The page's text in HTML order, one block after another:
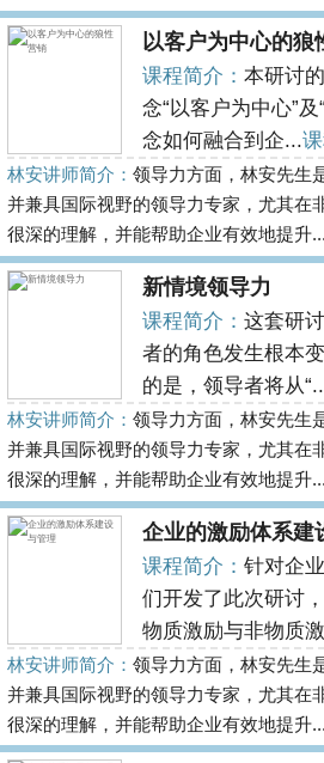
以客户为中心的狼
课程简介：本研讨
念“以客户为中心”
念如何融合到企...
林安讲师简介： 领导力方面，林安先生
并兼具国际视野的领导力专家，尤其在
很深的理解，并能帮助企业有效地提升
新情境领导力
课程简介：这套研
者的角色发生根本
的是，领导者将从
林安讲师简介： 领导力方面，林安先生
并兼具国际视野的领导力专家，尤其在
很深的理解，并能帮助企业有效地提升
企业的激励体系建
课程简介：针对企
们开发了此次研讨
物质激励与非物质
林安讲师简介： 领导力方面，林安先生
并兼具国际视野的领导力专家，尤其在
很深的理解，并能帮助企业有效地提升